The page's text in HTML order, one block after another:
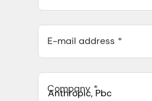
E-mail address
Company